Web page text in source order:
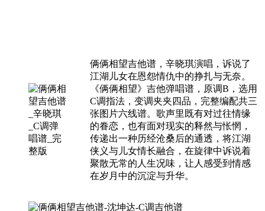
俩俩相望吉他谱，辛晓琪演唱，诉说了
江湖儿女在恩怨情仇中的挣扎与无奈。
《俩俩相望》吉他弹唱谱，原调B，选用
C调指法，变调夹夹四品，完整编配共三
张图片六线谱。歌声里既有对过往情缘
的眷恋，也有面对现实的释然与怅惘，
传递出一种历经沧桑后的通透，将江湖
侠义与儿女情长融合，在旋律中诉说着
聚散无常的人生况味，让人感受到情感
在岁月中的沉淀与升华。